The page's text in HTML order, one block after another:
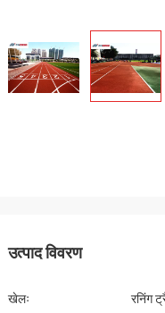
उत्पाद विवरण
खेलः रनिंग